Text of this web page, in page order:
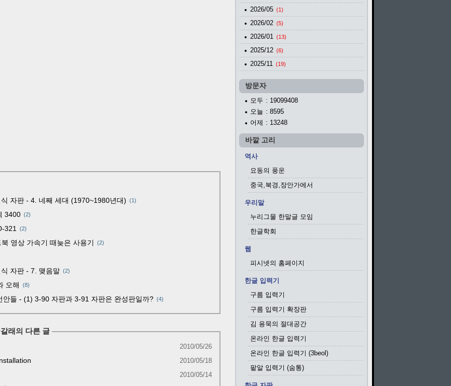
자판 - 4. 네째 세대 (1970~1980년대) (1)
3400 (2)
321 (2)
영상 가속기 때늦은 사용기 (2)
자판 - 7. 맺음말 (2)
오해 (8)
들 - (1) 3-90 자판과 3-91 자판은 완성판일까? (4)
래의 다른 글
2010/05/26
2010/05/18
2010/05/14
2026/05 (1)
2026/02 (5)
2026/01 (13)
2025/12 (6)
2025/11 (19)
방문자
모두 : 19099408
오늘 : 8595
어제 : 13248
바깥 고리
역사
요동의 풍운
중국,북경,장안가에서
우리말
누리그물 한말글 모임
한글학회
웹
피시넷의 홈페이지
한글 입력기
구름 입력기
구름 입력기 확장판
김 용묵의 절대공간
온라인 한글 입력기
온라인 한글 입력기 (3beol)
팥알 입력기 (숨통)